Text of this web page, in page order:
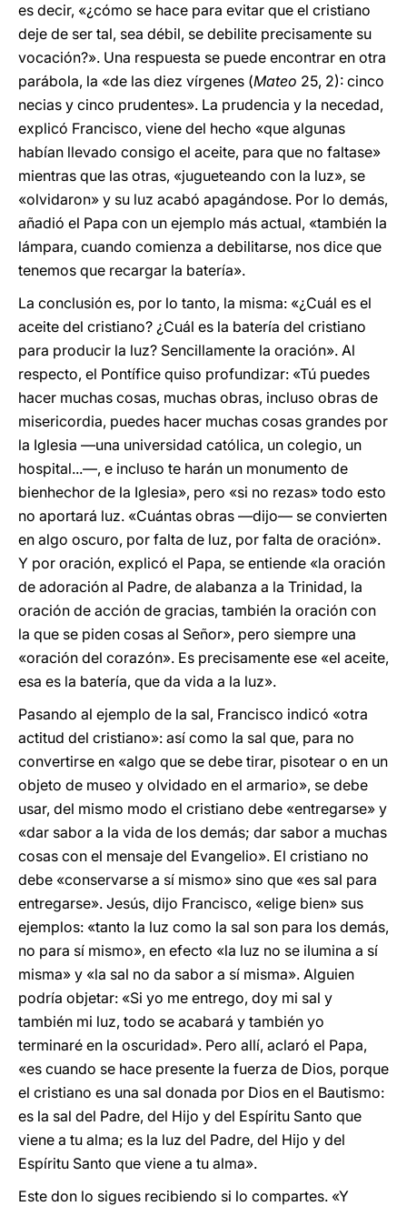
es decir, «¿cómo se hace para evitar que el cristiano
deje de ser tal, sea débil, se debilite precisamente su
vocación?». Una respuesta se puede encontrar en otra
parábola, la «de las diez vírgenes (Mateo 25, 2): cinco
necias y cinco prudentes». La prudencia y la necedad,
explicó Francisco, viene del hecho «que algunas
habían llevado consigo el aceite, para que no faltase»
mientras que las otras, «jugueteando con la luz», se
«olvidaron» y su luz acabó apagándose. Por lo demás,
añadió el Papa con un ejemplo más actual, «también la
lámpara, cuando comienza a debilitarse, nos dice que
tenemos que recargar la batería».
La conclusión es, por lo tanto, la misma: «¿Cuál es el
aceite del cristiano? ¿Cuál es la batería del cristiano
para producir la luz? Sencillamente la oración». Al
respecto, el Pontífice quiso profundizar: «Tú puedes
hacer muchas cosas, muchas obras, incluso obras de
misericordia, puedes hacer muchas cosas grandes por
la Iglesia —una universidad católica, un colegio, un
hospital...—, e incluso te harán un monumento de
bienhechor de la Iglesia», pero «si no rezas» todo esto
no aportará luz. «Cuántas obras —dijo— se convierten
en algo oscuro, por falta de luz, por falta de oración».
Y por oración, explicó el Papa, se entiende «la oración
de adoración al Padre, de alabanza a la Trinidad, la
oración de acción de gracias, también la oración con
la que se piden cosas al Señor», pero siempre una
«oración del corazón». Es precisamente ese «el aceite,
esa es la batería, que da vida a la luz».
Pasando al ejemplo de la sal, Francisco indicó «otra
actitud del cristiano»: así como la sal que, para no
convertirse en «algo que se debe tirar, pisotear o en un
objeto de museo y olvidado en el armario», se debe
usar, del mismo modo el cristiano debe «entregarse» y
«dar sabor a la vida de los demás; dar sabor a muchas
cosas con el mensaje del Evangelio». El cristiano no
debe «conservarse a sí mismo» sino que «es sal para
entregarse». Jesús, dijo Francisco, «elige bien» sus
ejemplos: «tanto la luz como la sal son para los demás,
no para sí mismo», en efecto «la luz no se ilumina a sí
misma» y «la sal no da sabor a sí misma». Alguien
podría objetar: «Si yo me entrego, doy mi sal y
también mi luz, todo se acabará y también yo
terminaré en la oscuridad». Pero allí, aclaró el Papa,
«es cuando se hace presente la fuerza de Dios, porque
el cristiano es una sal donada por Dios en el Bautismo:
es la sal del Padre, del Hijo y del Espíritu Santo que
viene a tu alma; es la luz del Padre, del Hijo y del
Espíritu Santo que viene a tu alma».
Este don lo sigues recibiendo si lo compartes. «Y